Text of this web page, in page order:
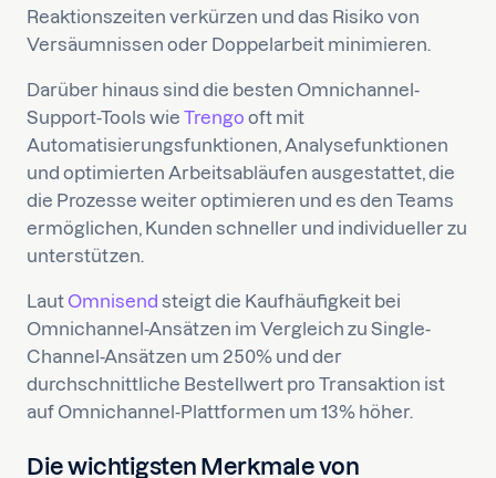
Reaktionszeiten verkürzen und das Risiko von
Versäumnissen oder Doppelarbeit minimieren.
Darüber hinaus sind die besten Omnichannel-
Support-Tools wie Trengo oft mit
Automatisierungsfunktionen, Analysefunktionen
und optimierten Arbeitsabläufen ausgestattet, die
die Prozesse weiter optimieren und es den Teams
ermöglichen, Kunden schneller und individueller zu
unterstützen.
Laut Omnisend steigt die Kaufhäufigkeit bei
Omnichannel-Ansätzen im Vergleich zu Single-
Channel-Ansätzen um 250% und der
durchschnittliche Bestellwert pro Transaktion ist
auf Omnichannel-Plattformen um 13% höher.
Die wichtigsten Merkmale von